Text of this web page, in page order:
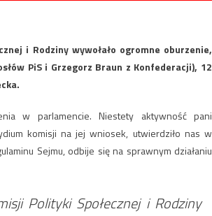
i Rodziny wywołało ogromne oburzenie,
PiS i Grzegorz Braun z Konfederacji), 12
w parlamencie. Niestety aktywność pani
komisji na jej wniosek, utwierdziło nas w
Sejmu, odbije się na sprawnym działaniu
Polityki Społecznej i Rodziny